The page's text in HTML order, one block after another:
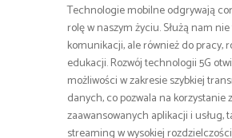
Technologie mobilne odgrywają
rolę w naszym życiu. Służą nam
komunikacji, ale również do pracy,
edukacji. Rozwój technologii 5G
możliwości w zakresie szybkiej
danych, co pozwala na korzystanie z
zaawansowanych aplikacji i usług,
streaming w wysokiej